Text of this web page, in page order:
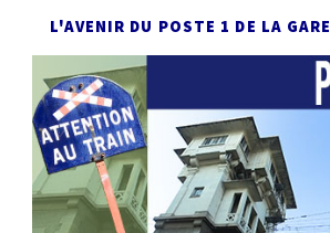
L'AVENIR DU POSTE 1 DE LA GARE